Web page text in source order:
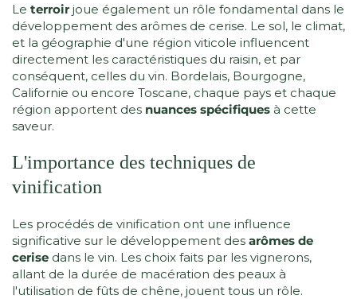
Le terroir joue également un rôle fondamental dans le
développement des arômes de cerise. Le sol, le climat,
et la géographie d'une région viticole influencent
directement les caractéristiques du raisin, et par
conséquent, celles du vin. Bordelais, Bourgogne,
Californie ou encore Toscane, chaque pays et chaque
région apportent des nuances spécifiques à cette
saveur.
L'importance des techniques de
vinification
Les procédés de vinification ont une influence
significative sur le développement des arômes de
cerise dans le vin. Les choix faits par les vignerons,
allant de la durée de macération des peaux à
l'utilisation de fûts de chêne, jouent tous un rôle.